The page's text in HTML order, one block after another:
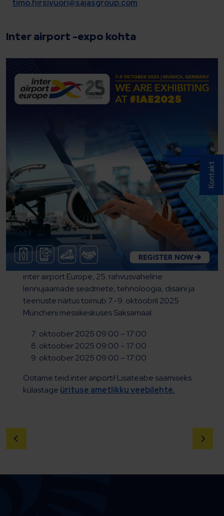
timo.hirsivuori@sajasgroup.com
Inter airport -expo kohta
inter airport Europe, 25. rahvusvaheline
lennujaamade seadmete, tehnoloogia, disaini ja
teenuste näitus toimub 7.-9. oktoobril 2025
Müncheni messikeskuses Saksamaal.
oktoober 2025 09:00 – 17:00
oktoober 2025 09:00 – 17:00
oktoober 2025 09:00 – 17:00
Ootame teid inter ariporti! Lisateabe saamiseks
külastage ürituse ametlikku veebilehte.
Kontakt